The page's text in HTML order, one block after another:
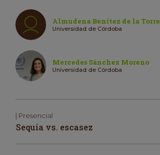
Almudena Benítez de la Torre
Universidad de Córdoba
Mercedes Sánchez Moreno
Universidad de Córdoba
| Presencial
Sequía vs. escasez